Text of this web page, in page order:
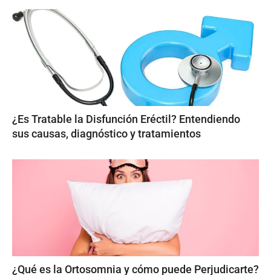
¿Es Tratable la Disfunción Eréctil? Entendiendo
sus causas, diagnóstico y tratamientos
¿Qué es la Ortosomnia y cómo puede Perjudicarte?